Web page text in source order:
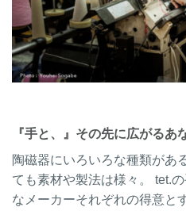
『手と、』その先に広がるあ
陶磁器にいろいろな種類があ
ても素材や製法は様々。 tet.
なメーカーそれぞれの得意と